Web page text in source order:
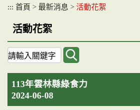
::: 首頁 > 最新消息 > 活動花絮
活動花絮
關
鍵
字
查
詢
113年雲林縣綠食力
2024-06-08